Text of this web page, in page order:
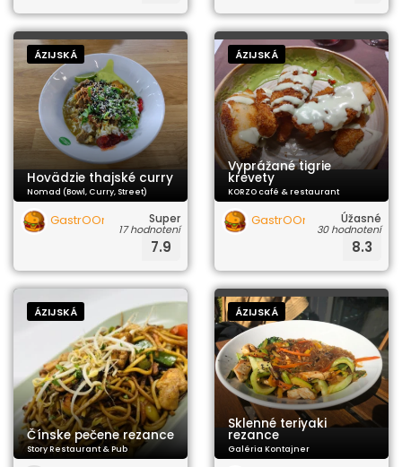
ÁZIJSKÁ
Hovädzie thajské curry
Nomad (Bowl, Curry, Street)
GastrOOrgazmusSuper
17 hodnotení
7.9
ÁZIJSKÁ
Vyprážané tigrie
krevety
KORZO café & restaurant
GastrOOrgazmusÚžasné
30 hodnotení
8.3
ÁZIJSKÁ
Čínske pečene rezance
Story Restaurant & Pub
ÁZIJSKÁ
Sklenné teriyaki
rezance
Galéria Kontajner